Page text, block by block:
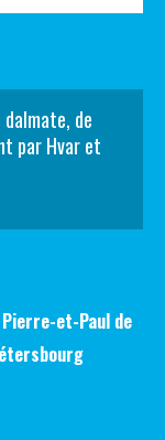
de
par Hvar et
et-Paul de